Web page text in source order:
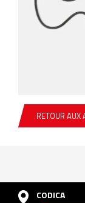
RETOUR AUX
CODICA